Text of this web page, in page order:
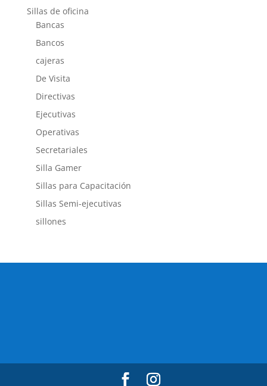
Sillas de oficina
Bancas
Bancos
cajeras
De Visita
Directivas
Ejecutivas
Operativas
Secretariales
Silla Gamer
Sillas para Capacitación
Sillas Semi-ejecutivas
sillones